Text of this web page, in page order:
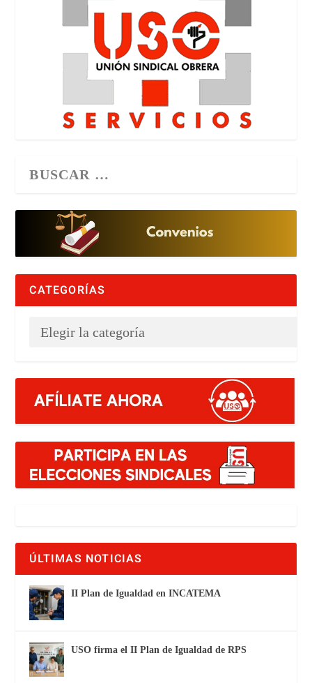
CATEGORÍAS
ÚLTIMAS NOTICIAS
II Plan de Igualdad en INCATEMA
USO firma el II Plan de Igualdad de RPS